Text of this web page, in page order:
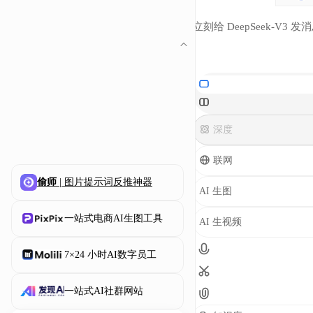
偷师 | 图片提示词反推神器
一站式电商AI生图工具
7×24 小时AI数字员工
一站式AI社群网站
立刻给 DeepSeek-V3 发消
深度
联网
AI 生图
AI 生视频